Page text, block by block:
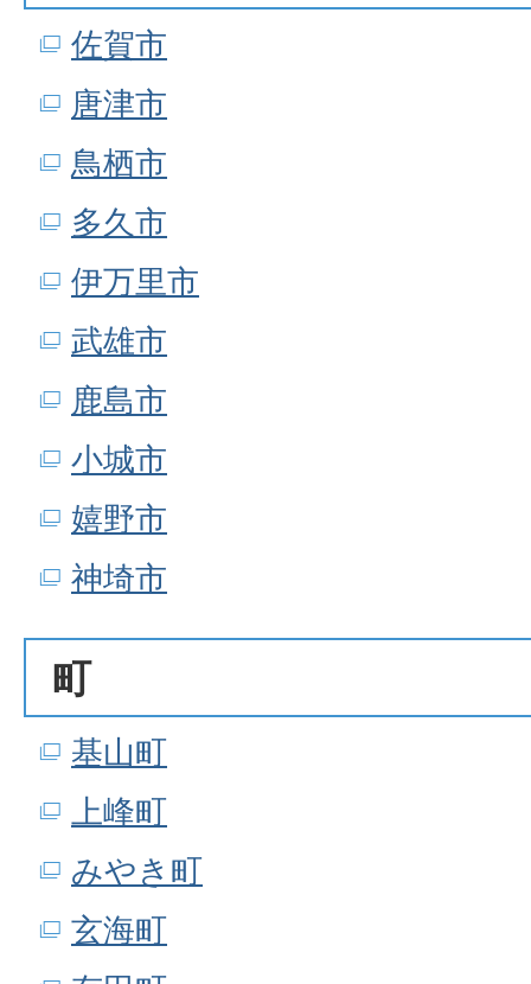
佐賀市
唐津市
鳥栖市
多久市
伊万里市
武雄市
鹿島市
小城市
嬉野市
神埼市
町
基山町
上峰町
みやき町
玄海町